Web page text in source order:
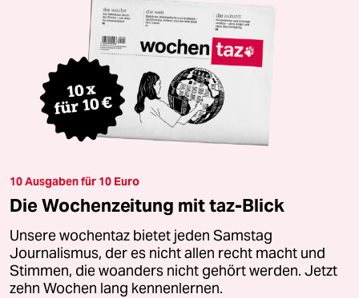
10 Ausgaben für 10 Euro
Die Wochenzeitung mit taz-Blick
Unsere wochentaz bietet jeden Samstag
Journalismus, der es nicht allen recht macht und
Stimmen, die woanders nicht gehört werden. Jetzt
zehn Wochen lang kennenlernen.